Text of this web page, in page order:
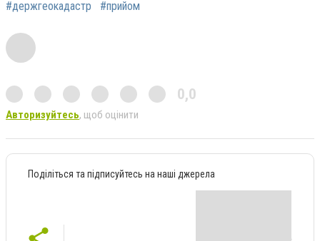
#держгеокадастр #прийом
0,0
Авторизуйтесь, щоб оцінити
Поділіться та підписуйтесь на наші джерела